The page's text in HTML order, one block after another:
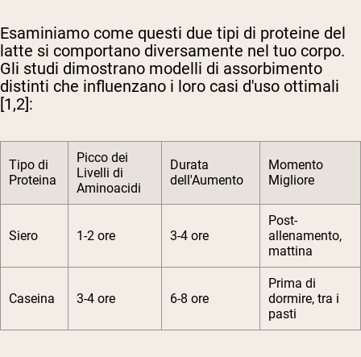
Esaminiamo come questi due tipi di proteine del
latte si comportano diversamente nel tuo corpo.
Gli studi dimostrano modelli di assorbimento
distinti che influenzano i loro casi d'uso ottimali
[1,2]:
Tipo di
Proteina
Picco dei
Livelli di
Aminoacidi
Durata
dell'Aumento
Momento
Migliore
Siero 1-2 ore 3-4 ore
Post-
allenamento,
mattina
Caseina 3-4 ore 6-8 ore
Prima di
dormire, tra i
pasti